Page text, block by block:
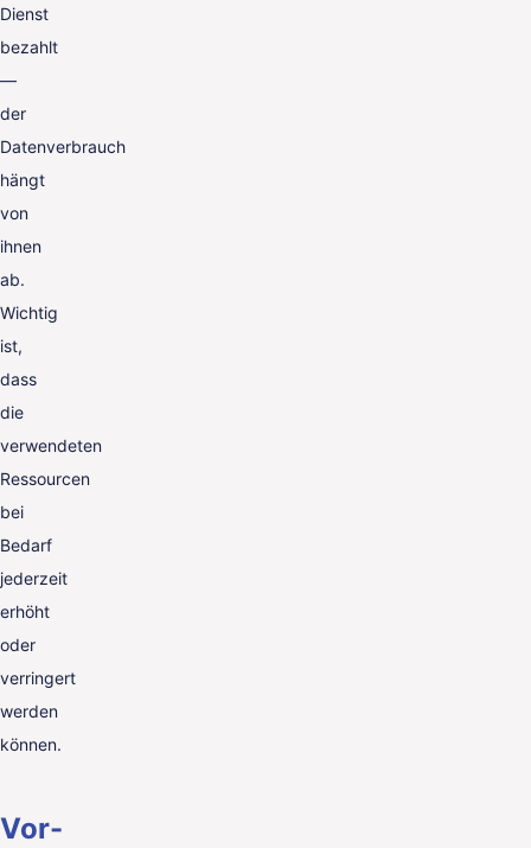
Dienst
bezahlt
—
der
Datenverbrauch
hängt
von
ihnen
ab.
Wichtig
ist,
dass
die
verwendeten
Ressourcen
bei
Bedarf
jederzeit
erhöht
oder
verringert
werden
können.
Vor-